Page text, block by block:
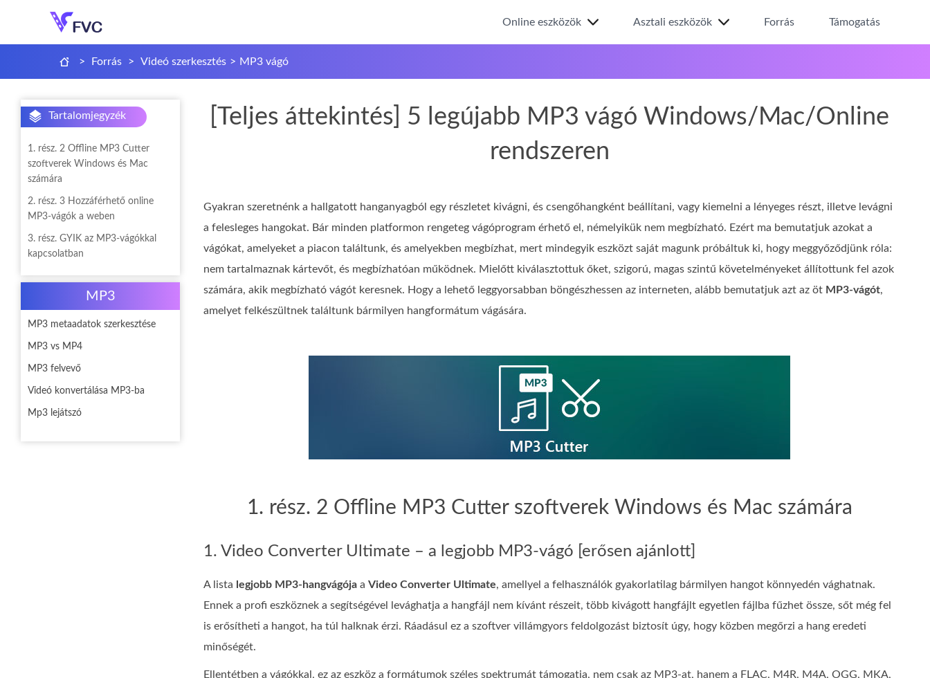
Online eszközök Asztali eszközök Forrás Támogatás
> Forrás > Videó szerkesztés > MP3 vágó
Tartalomjegyzék
1. rész. 2 Offline MP3 Cutter
szoftverek Windows és Mac
számára
2. rész. 3 Hozzáférhető online
MP3-vágók a weben
3. rész. GYIK az MP3-vágókkal
kapcsolatban
MP3
MP3 metaadatok szerkesztése
MP3 vs MP4
MP3 felvevő
Videó konvertálása MP3-ba
Mp3 lejátszó
[Teljes áttekintés] 5 legújabb MP3 vágó Windows/Mac/Online
rendszeren
Gyakran szeretnénk a hallgatott hanganyagból egy részletet kivágni, és csengőhangként beállítani, vagy kiemelni a lényeges részt, illetve levágni
a felesleges hangokat. Bár minden platformon rengeteg vágóprogram érhető el, némelyikük nem megbízható. Ezért ma bemutatjuk azokat a
vágókat, amelyeket a piacon találtunk, és amelyekben megbízhat, mert mindegyik eszközt saját magunk próbáltuk ki, hogy meggyőződjünk róla:
nem tartalmaznak kártevőt, és megbízhatóan működnek. Mielőtt kiválasztottuk őket, szigorú, magas szintű követelményeket állítottunk fel azok
számára, akik megbízható vágót keresnek. Hogy a lehető leggyorsabban böngészhessen az interneten, alább bemutatjuk azt az öt MP3-vágót,
amelyet felkészültnek találtunk bármilyen hangformátum vágására.
1. rész. 2 Offline MP3 Cutter szoftverek Windows és Mac számára
1. Video Converter Ultimate – a legjobb MP3-vágó [erősen ajánlott]
A lista legjobb MP3-hangvágója a Video Converter Ultimate, amellyel a felhasználók gyakorlatilag bármilyen hangot könnyedén vághatnak.
Ennek a profi eszköznek a segítségével levághatja a hangfájl nem kívánt részeit, több kivágott hangfájlt egyetlen fájlba fűzhet össze, sőt még fel
is erősítheti a hangot, ha túl halknak érzi. Ráadásul ez a szoftver villámgyors feldolgozást biztosít úgy, hogy közben megőrzi a hang eredeti
minőségét.
Ellentétben a vágókkal, ez az eszköz a formátumok széles spektrumát támogatja, nem csak az MP3-at, hanem a FLAC, M4R, M4A, OGG, MKA,